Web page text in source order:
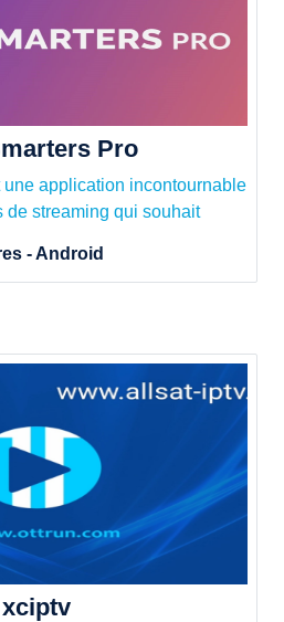
Pro
une application incontournable
de streaming qui souhait
- Android
xciptv